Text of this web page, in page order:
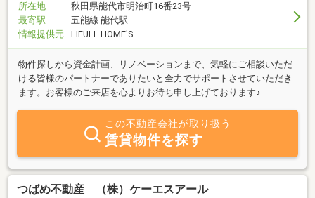
所在地
秋田県能代市明治町16番23号
最寄駅
五能線 能代駅
情報提供元
LIFULL HOME'S
物件探しから資金計画、リノベーションまで、気軽にご相談いただ
ける皆様のパートナーでありたいと全力でサポートさせていただき
ます。お客様のご来店を心よりお待ち申し上げております♪
この不動産会社が取り扱う
賃貸物件を探す
つばめ不動産 （株）ケーエスアール